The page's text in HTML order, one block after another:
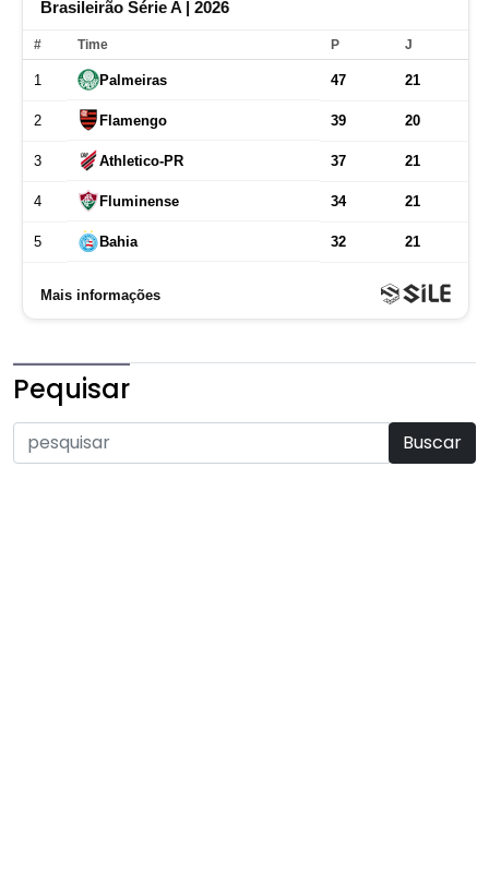
Pequisar